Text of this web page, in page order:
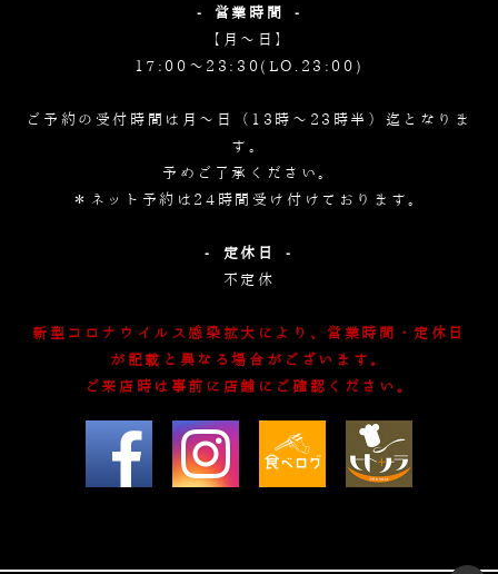
- 営業時間 -
【月～日】
17:00～23:30(LO.23:00)
ご予約の受付時間は月～日（13時～23時半）迄となりま
す。
予めご了承ください。
＊ネット予約は24時間受け付けております。
- 定休日 -
不定休
新型コロナウイルス感染拡大により、営業時間・定休日
が記載と異なる場合がございます。
ご来店時は事前に店舗にご確認ください。